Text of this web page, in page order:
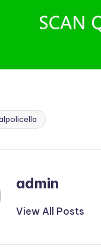
admin
View All Posts